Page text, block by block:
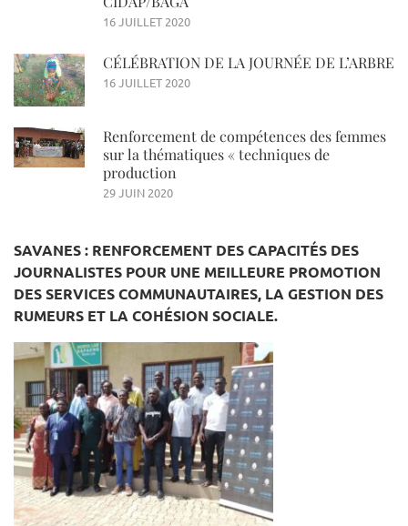
16 JUILLET 2020
CÉLÉBRATION DE LA JOURNÉE DE L’ARBRE
16 JUILLET 2020
Renforcement de compétences des femmes
sur la thématiques « techniques de
production
29 JUIN 2020
SAVANES : RENFORCEMENT DES CAPACITÉS DES
JOURNALISTES POUR UNE MEILLEURE PROMOTION
DES SERVICES COMMUNAUTAIRES, LA GESTION DES
RUMEURS ET LA COHÉSION SOCIALE.